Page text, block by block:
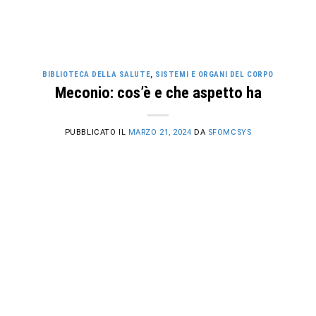
BIBLIOTECA DELLA SALUTE, SISTEMI E ORGANI DEL CORPO
Meconio: cos’è e che aspetto ha
PUBBLICATO IL MARZO 21, 2024 DA SFOMCSYS